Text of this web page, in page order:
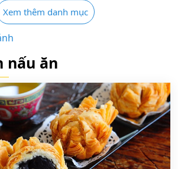
Xem thêm danh mục
nấu ăn